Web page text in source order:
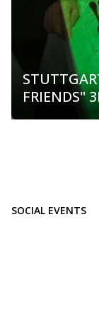
FRIENDS"
SOCIAL EVENTS